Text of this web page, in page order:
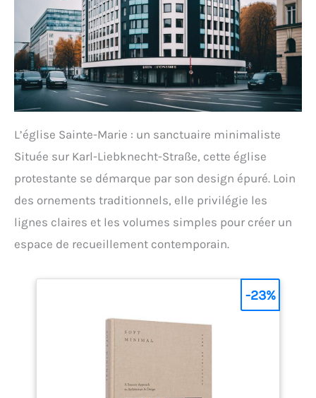
L’église Sainte-Marie : un sanctuaire minimaliste
Située sur Karl-Liebknecht-Straße, cette église
protestante se démarque par son design épuré. Loin
des ornements traditionnels, elle privilégie les
lignes claires et les volumes simples pour créer un
espace de recueillement contemporain.
-23%